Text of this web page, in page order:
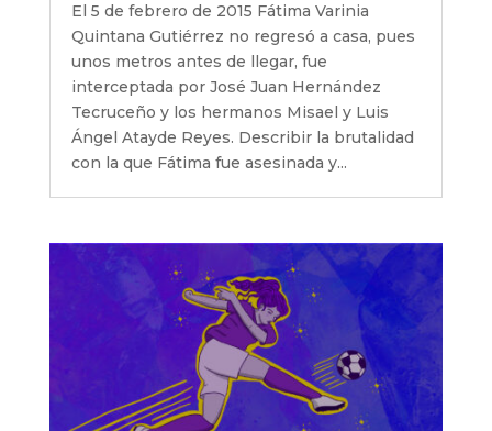
El 5 de febrero de 2015 Fátima Varinia
Quintana Gutiérrez no regresó a casa, pues
unos metros antes de llegar, fue
interceptada por José Juan Hernández
Tecruceño y los hermanos Misael y Luis
Ángel Atayde Reyes. Describir la brutalidad
con la que Fátima fue asesinada y...